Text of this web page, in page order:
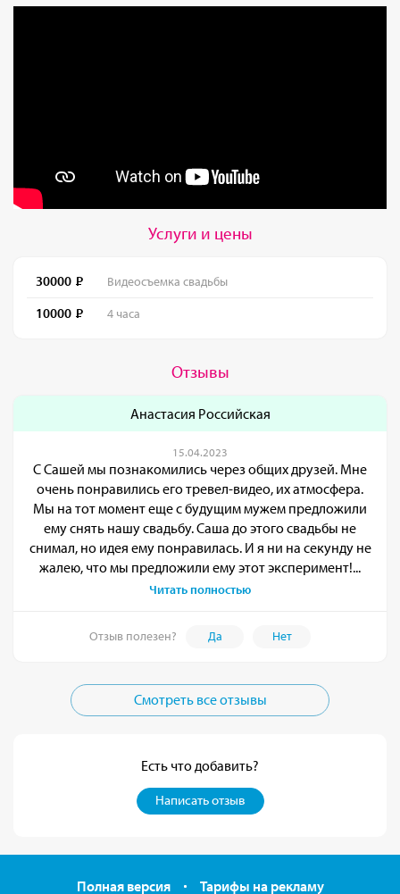
Услуги и цены
30000 Видеосъемка свадьбы
10000 4 часа
Отзывы
Анастасия Российская
15.04.2023
С Сашей мы познакомились через общих друзей. Мне
очень понравились его тревел-видео, их атмосфера.
Мы на тот момент еще с будущим мужем предложили
ему снять нашу свадьбу. Саша до этого свадьбы не
снимал, но идея ему понравилась. И я ни на секунду не
жалею, что мы предложили ему этот эксперимент!...
Читать полностью
Отзыв полезен? Да Нет
Смотреть все отзывы
Есть что добавить?
Написать отзыв
Полная версия Тарифы на рекламу